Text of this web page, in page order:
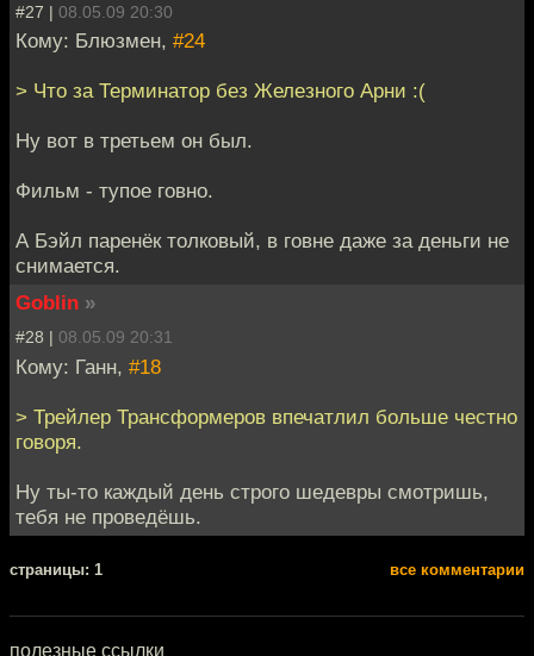
#27 | 08.05.09 20:30
Кому: Блюзмен, #24
> Что за Терминатор без Железного Арни :(
Ну вот в третьем он был.
Фильм - тупое говно.
А Бэйл паренёк толковый, в говне даже за деньги не
снимается.
Goblin »
#28 | 08.05.09 20:31
Кому: Ганн, #18
> Трейлер Трансформеров впечатлил больше честно
говоря.
Ну ты-то каждый день строго шедевры смотришь,
тебя не проведёшь.
cтраницы: 1 все комментарии
полезные ссылки